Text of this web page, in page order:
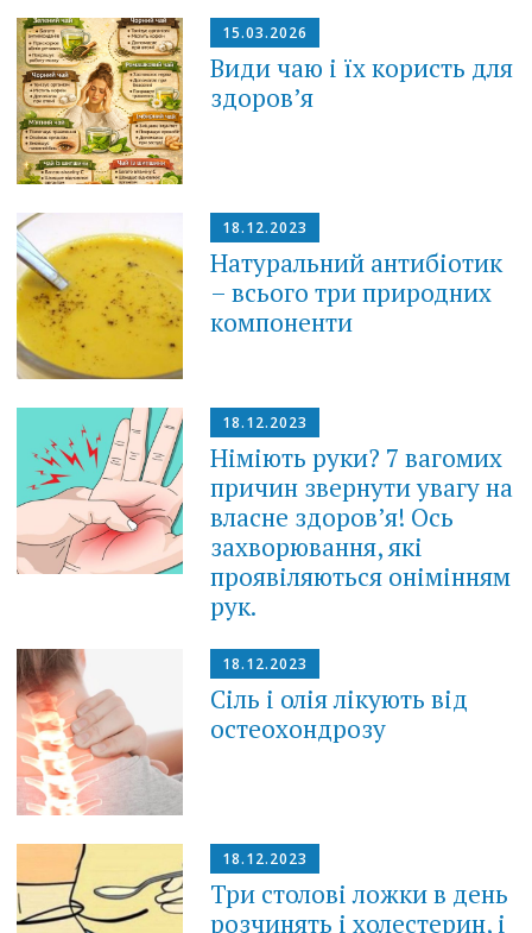
15.03.2026
Види чаю і їх користь для
здоров’я
18.12.2023
Натуральний антибіотик
– всього три природних
компоненти
18.12.2023
Німіють руки? 7 вагомих
причин звернути увагу на
власне здоров’я! Ось
захворювання, які
проявіляються онімінням
рук.
18.12.2023
Сіль і олія лікують від
остеохондрозу
18.12.2023
Три столові ложки в день
розчинять і холестерин, і